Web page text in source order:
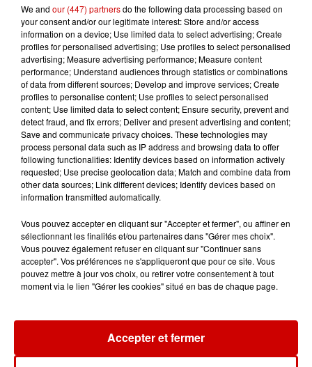
cambriolée, deux...
10h20
Incendies suspects en Deux-
Sèvres et en Maine-et-Loire :
un...
8h49
Rennes : enquête ouverte après
un accident impliquant un
conducteur...
Jeux Voir plus
festival Marché Gourmand 2026
à Coulon !
We and our (447) partnersdo the following data processing based on
your consent and/or our legitimate interest: Store and/or access
information on a device; Use limited data to select advertising; Create
profiles for personalised advertising; Use profiles to select personalised
advertising; Measure advertising performance; Measure content
performance; Understand audiences through statistics or combinations
of data from different sources; Develop and improve services; Create
profiles to personalise content; Use profiles to select personalised
content; Use limited data to select content; Ensure security, prevent and
detect fraud, and fix errors; Deliver and present advertising and content;
Save and communicate privacy choices. These technologies may
process personal data such as IP address and browsing data to offer
following functionalities: Identify devices based on information actively
requested; Use precise geolocation data; Match and combine data from
other data sources; Link different devices; Identify devices based on
information transmitted automatically.
Vous pouvez accepter en cliquant sur "Accepter et fermer", ou affiner en
sélectionnant les finalités et/ou partenaires dans "Gérer mes choix".
Vous pouvez également refuser en cliquant sur "Continuer sans
accepter". Vos préférences ne s'appliqueront que pour ce site. Vous
pouvez mettre à jour vos choix, ou retirer votre consentement à tout
moment via le lien "Gérer les cookies" situé en bas de chaque page.
Accepter et fermer